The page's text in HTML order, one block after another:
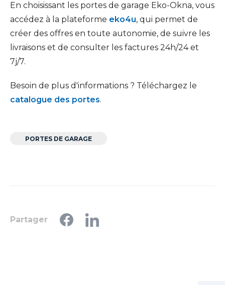
En choisissant les portes de garage Eko-Okna, vous
accédez à la plateforme eko4u, qui permet de
créer des offres en toute autonomie, de suivre les
livraisons et de consulter les factures 24h/24 et
7j/7.
Besoin de plus d'informations ? Téléchargez le
catalogue des portes.
PORTES DE GARAGE
Partager